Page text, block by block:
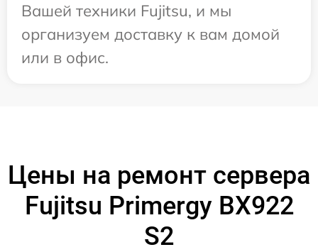
Вашей техники Fujitsu, и мы
организуем доставку к вам домой
или в офис.
Цены на ремонт сервера
Fujitsu Primergy BX922
S2